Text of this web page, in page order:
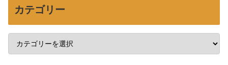
カテゴリー